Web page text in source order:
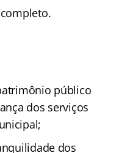
público
dos serviços
dos